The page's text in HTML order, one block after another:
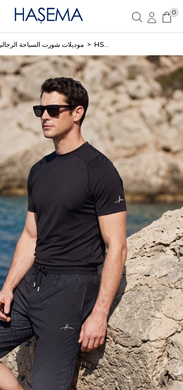
تسجيل تسجيل مستخدم جديد
0
موديلات شورت السباحة HSM-6016 JANKAT